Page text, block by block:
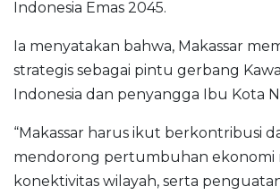
Indonesia Emas 2045.
Ia menyatakan bahwa, Makassar
strategis sebagai pintu gerbang
Indonesia dan penyangga Ibu Kota
“Makassar harus ikut berkontribusi
mendorong pertumbuhan ekonomi
konektivitas wilayah, serta